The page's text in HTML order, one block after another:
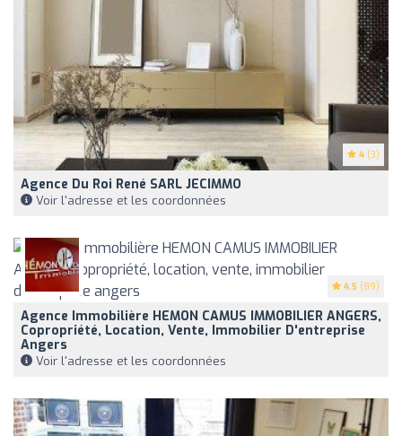
4 (3)
Agence Du Roi René SARL JECIMMO
Voir l'adresse et les coordonnées
4.5 (89)
Agence Immobilière HEMON CAMUS IMMOBILIER ANGERS,
Copropriété, Location, Vente, Immobilier D'entreprise
Angers
Voir l'adresse et les coordonnées